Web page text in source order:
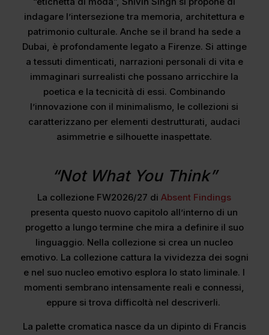
indagare l’intersezione tra memoria, architettura e
patrimonio culturale. Anche se il brand ha sede a
Dubai, è profondamente legato a Firenze. Si attinge
a tessuti dimenticati, narrazioni personali di vita e
immaginari surrealisti che possano arricchire la
poetica e la tecnicità di essi. Combinando
l’innovazione con il minimalismo, le collezioni si
caratterizzano per elementi destrutturati, audaci
asimmetrie e silhouette inaspettate.
“Not What You Think”
La collezione FW2026/27 diAbsent Findings
presenta questo nuovo capitolo all’interno di un
progetto a lungo termine che mira a definire il suo
linguaggio. Nella collezione si crea un nucleo
emotivo. La collezione cattura la vividezza dei sogni
e nel suo nucleo emotivo esplora lo stato liminale. I
momenti sembrano intensamente reali e connessi,
eppure si trova difficoltà nel descriverli.
La palette cromatica nasce da un dipinto di Francis